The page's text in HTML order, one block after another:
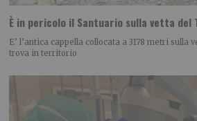
È in pericolo il Santuario sulla vetta
E’ l’antica cappella collocata a 3178 metri sulla
trova in territorio